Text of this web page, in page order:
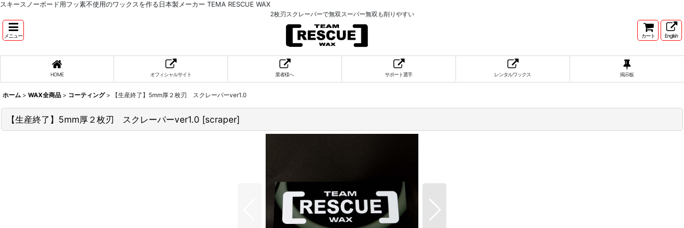
スキースノーボード用フッ素不使用のワックスを作る日本製メーカー TEMA RESCUE WAX
2枚刃スクレーパーで無双スーパー無双も削りやすい
メニュー カート English
HOME オフィシャルサイト 業者様へ サポート選手 レンタルワックス 掲示板
ホーム > WAX全商品 > コーティング > 【生産終了】5mm厚２枚刃 スクレーパーver1.0
【生産終了】5mm厚２枚刃 スクレーパーver1.0 [scraper]